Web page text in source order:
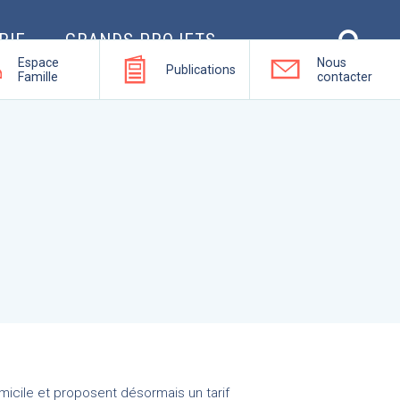
GRANDS PROJETS
Espace
Famille
Publications
Nous
contacter
et proposent désormais un tarif